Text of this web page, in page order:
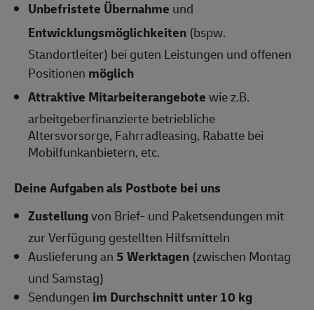
Unbefristete Übernahme und
Entwicklungsmöglichkeiten (bspw.
Standortleiter) bei guten Leistungen und offenen
Positionen möglich
Attraktive Mitarbeiterangebotewie z.B.
arbeitgeberfinanzierte betriebliche
Altersvorsorge, Fahrradleasing, Rabatte bei
Mobilfunkanbietern, etc.
Deine Aufgaben als Postbote bei uns
Zustellungvon Brief- und Paketsendungen mit
zur Verfügung gestellten Hilfsmitteln
Auslieferung an5 Werktagen (zwischen Montag
und Samstag)
Sendungen im Durchschnitt unter 10 kg